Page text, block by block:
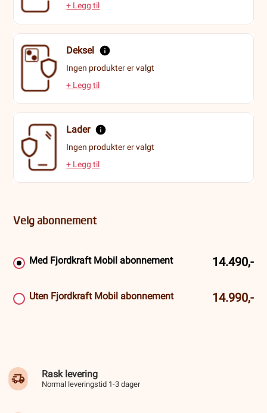
+ Legg til
Deksel
Ingen produkter er valgt
+ Legg til
Lader
Ingen produkter er valgt
+ Legg til
Velg abonnement
Med Fjordkraft Mobil abonnement 14.490,-
Uten Fjordkraft Mobil abonnement 14.990,-
Rask levering
Normal leveringstid 1-3 dager